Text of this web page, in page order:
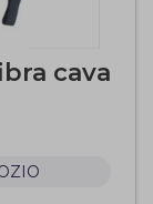
cava